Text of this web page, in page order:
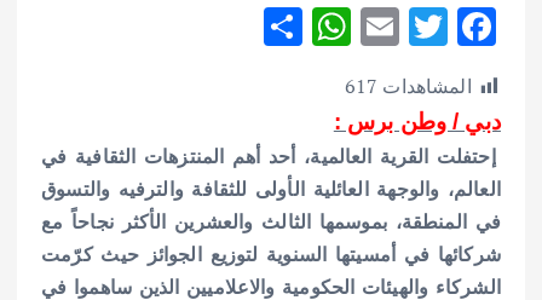
F
ac
e
b
o
o
k
T
w
it
te
r
E
ai
l
W
s
A
p
p
e
المشاهدات 617
دبي / وطن برس :
إحتفلت القرية العالمية، أحد أهم المنتزهات الثقافية في
العالم، والوجهة العائلية الأولى للثقافة والترفيه والتسوق
في المنطقة، بموسمها الثالث والعشرين الأكثر نجاحاً مع
شركائها في أمسيتها السنوية لتوزيع الجوائز حيث كرّمت
الشركاء والهيئات الحكومية والاعلاميين الذين ساهموا في